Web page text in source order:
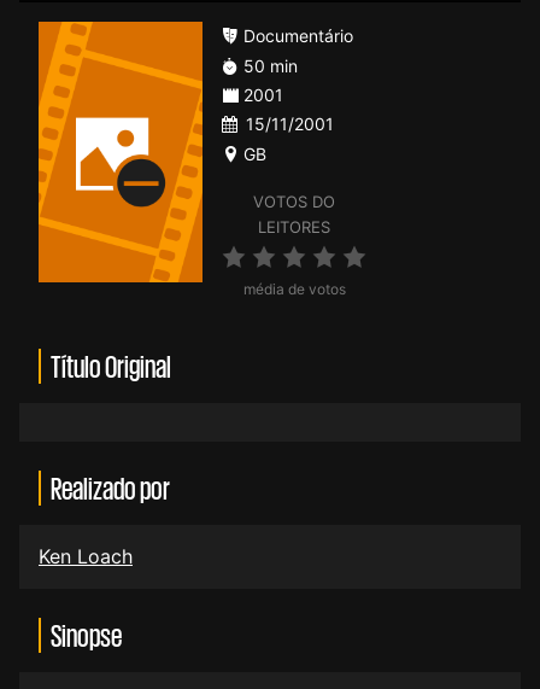
VOTOS DO
LEITORES
média de votos
Documentário
50 min
2001
15/11/2001
GB
Título Original
Realizado por
Ken Loach
Sinopse